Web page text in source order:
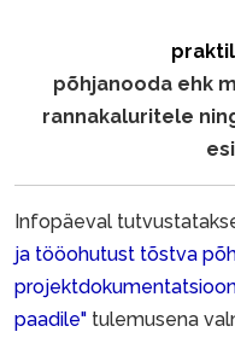
põhjanooda ehk
rannakaluritele
Infopäeval
ja tööohutust tõstva
paadile" tulemusena